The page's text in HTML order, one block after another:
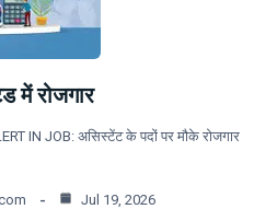
में रोजगार
IN JOB: असिस्टेंट के पदों पर मौके रोजगार
Jul 19, 2026